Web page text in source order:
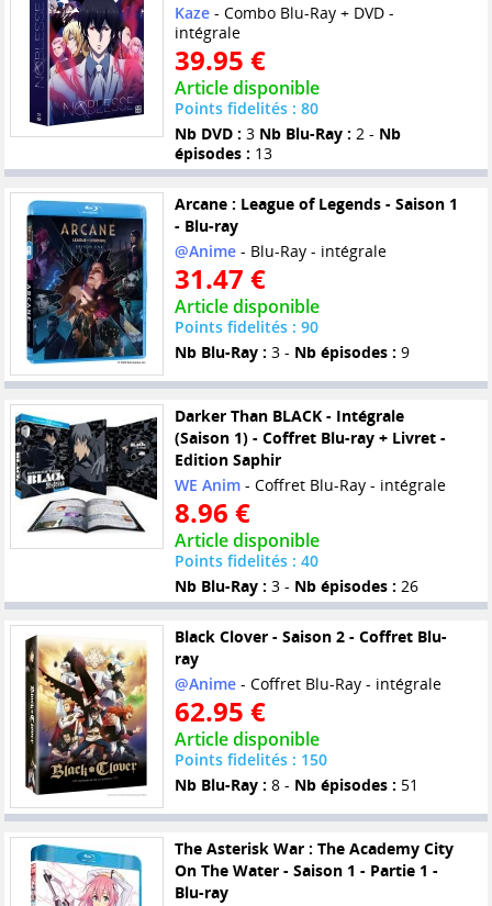
Kaze- Combo Blu-Ray + DVD -
intégrale
39.95 €
Article disponible
Points fidelités : 80
Nb DVD : 3 Nb Blu-Ray : 2 - Nb
épisodes : 13
Arcane : League of Legends - Saison 1
- Blu-ray
@Anime- Blu-Ray - intégrale
31.47 €
Article disponible
Points fidelités : 90
Nb Blu-Ray : 3 - Nb épisodes : 9
Darker Than BLACK - Intégrale
(Saison 1) - Coffret Blu-ray + Livret -
Edition Saphir
WE Anim- Coffret Blu-Ray - intégrale
8.96 €
Article disponible
Points fidelités : 40
Nb Blu-Ray : 3 - Nb épisodes : 26
Black Clover - Saison 2 - Coffret Blu-
ray
@Anime- Coffret Blu-Ray - intégrale
62.95 €
Article disponible
Points fidelités : 150
Nb Blu-Ray : 8 - Nb épisodes : 51
The Asterisk War : The Academy City
On The Water - Saison 1 - Partie 1 -
Blu-ray